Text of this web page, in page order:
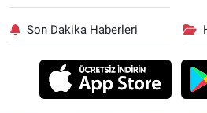
Son Dakika Haberleri